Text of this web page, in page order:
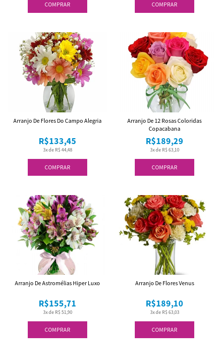
COMPRAR COMPRAR
COMPRAR
3x de R$ 44,48
R$133,45
Arranjo De Flores Do Campo Alegria
COMPRAR
3x de R$ 63,10
R$189,29
Arranjo De 12 Rosas Coloridas
Copacabana
COMPRAR
3x de R$ 51,90
R$155,71
Arranjo De Astromélias Hiper Luxo
COMPRAR
3x de R$ 63,03
R$189,10
Arranjo De Flores Venus